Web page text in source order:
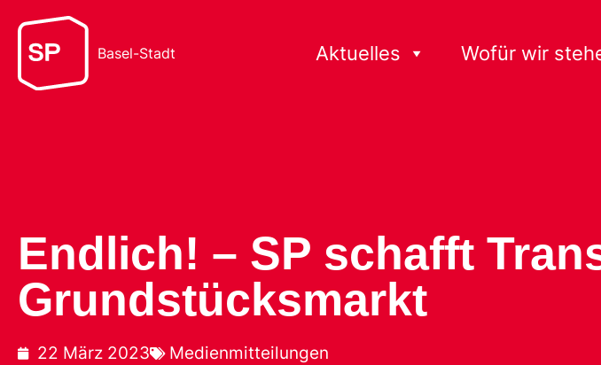
Basel-Stadt Aktuelles Wofür wir
Endlich! – SP schafft
Grundstücksmarkt
22 März 2023 Medienmitteilungen